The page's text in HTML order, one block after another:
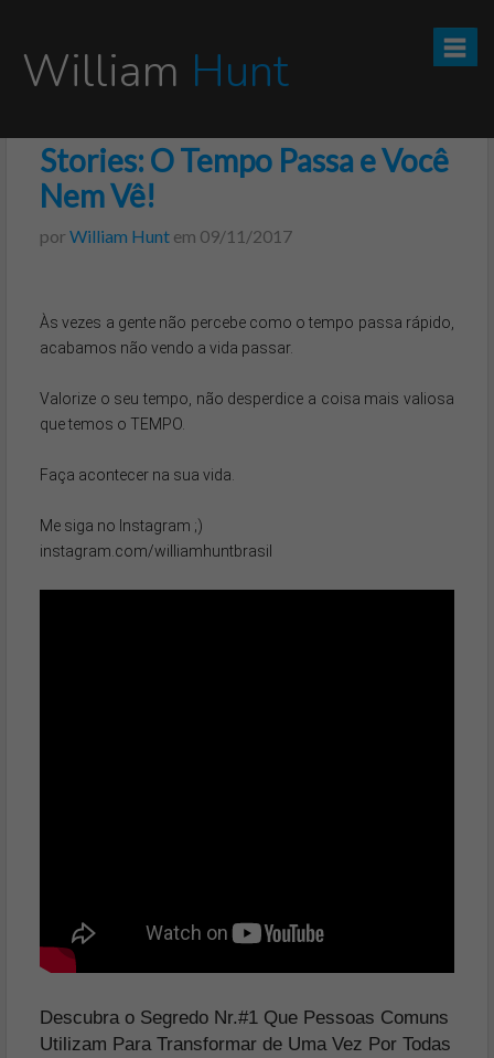
William Hunt
CURSO TESOURO DIRETO PRO
INFOGRÁFICOS
PODCAST
Stories: O Tempo Passa e Você
Nem Vê!
por William Hunt em 09/11/2017
Às vezes a gente não percebe como o tempo passa rápido,
acabamos não vendo a vida passar.
Valorize o seu tempo, não desperdice a coisa mais valiosa
que temos o TEMPO.
Faça acontecer na sua vida.
Me siga no Instagram ;)
instagram.com/williamhuntbrasil
Descubra o Segredo Nr.#1 Que Pessoas Comuns
Utilizam Para Transformar de Uma Vez Por Todas